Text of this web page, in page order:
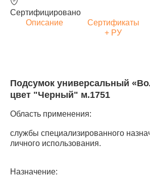
Сертифицировано
Описание
Сертификаты
+ РУ
Подсумок универсальный
цвет "Черный" м.1751
Область применения:
службы специализированного
личного использования.
Назначение: